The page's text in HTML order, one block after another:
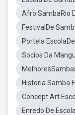
Afro SambaRio
FestivalDe
Portela
Socios Da
Historia Samba
Concept Art
Enredo De